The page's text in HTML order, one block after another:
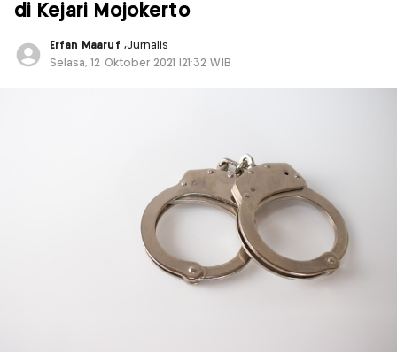
di Kejari Mojokerto
Erfan Maaruf ,Jurnalis
Selasa, 12 Oktober 2021 |21:32 WIB